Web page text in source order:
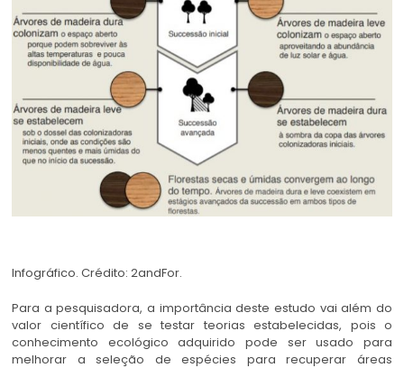
Infográfico. Crédito: 2andFor.
Para a pesquisadora, a importância deste estudo vai além do
valor científico de se testar teorias estabelecidas, pois o
conhecimento ecológico adquirido pode ser usado para
melhorar a seleção de espécies para recuperar áreas